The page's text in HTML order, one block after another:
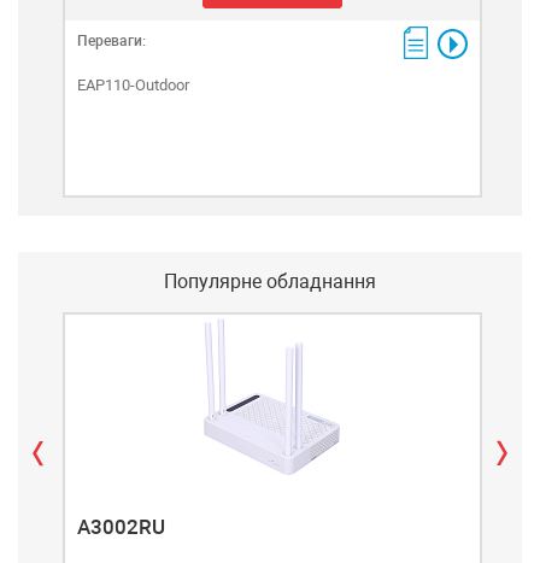
Переваги:
EAP110-Outdoor
Популярне обладнання
A3002RU